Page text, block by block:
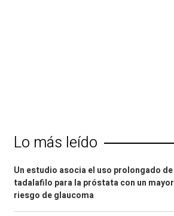
Lo más leído
Un estudio asocia el uso prolongado de
tadalafilo para la próstata con un mayor
riesgo de glaucoma